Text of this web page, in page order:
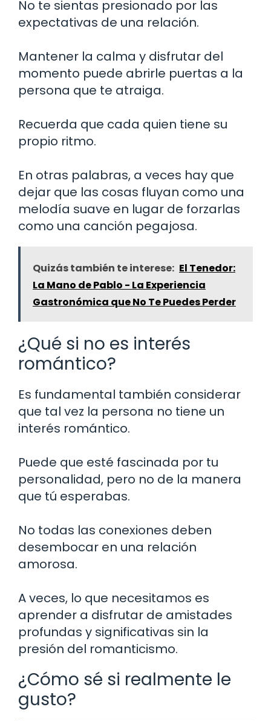
No te sientas presionado por las
expectativas de una relación.
Mantener la calma y disfrutar del
momento puede abrirle puertas a la
persona que te atraiga.
Recuerda que cada quien tiene su
propio ritmo.
En otras palabras, a veces hay que
dejar que las cosas fluyan como una
melodía suave en lugar de forzarlas
como una canción pegajosa.
Quizás también te interese: El Tenedor:
La Mano de Pablo - La Experiencia
Gastronómica que No Te Puedes Perder
¿Qué si no es interés
romántico?
Es fundamental también considerar
que tal vez la persona no tiene un
interés romántico.
Puede que esté fascinada por tu
personalidad, pero no de la manera
que tú esperabas.
No todas las conexiones deben
desembocar en una relación
amorosa.
A veces, lo que necesitamos es
aprender a disfrutar de amistades
profundas y significativas sin la
presión del romanticismo.
¿Cómo sé si realmente le
gusto?